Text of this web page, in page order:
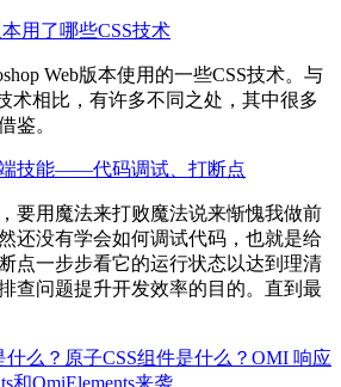
本用了哪些CSS技术
Web版本使用的一些CSS技术。与
术相比，有许多不同之处，其中很多
鉴。
技能——代码调试、打断点
要用魔法来打败魔法说来惭愧我做前
还没有学会如何调试代码，也就是给
点一步步看它的运行状态以达到理清
查问题提升开发效率的目的。直到最
什么？原子CSS组件是什么？OMI 响应
和OmiElements来袭